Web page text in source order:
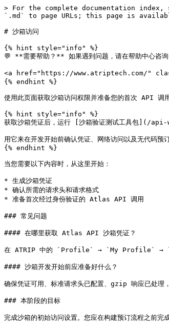
> For the complete documentation
`.md` to page URLs; this page is
# 沙箱访问
{% hint style="info" %}
💬 **需要帮助？** 如果遇到问题，请在帮助中心咨询
<a href="https://www.atriptech.com/"
{% endhint %}
使用此页面获取沙箱访问权限并准备您的首次 API 调用
{% hint style="info" %}
获取沙箱凭证后，运行 [沙箱验证测试工具包
用它来在开发开始前确认凭证、网络访问以及无代码预
{% endhint %}
当您需要以下内容时，从这里开始：
* 生成沙箱凭证
* 确认所需的请求头和请求格式
* 准备首次经过身份验证的 Atlas API 调用
### 常见问题
#### 在哪里获取 Atlas API 沙箱凭证？
在 ATRIP 中的 `Profile` → `My Profile` →
#### 沙箱开发开始前应准备好什么？
确保凭证可用、标准请求头已配置、gzip 响应已处理
### 本阶段的目标
完成沙箱的初始访问设置。您应在构建预订流程之前完成